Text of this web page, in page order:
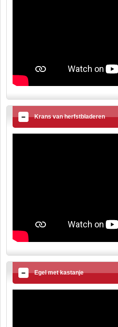
Krans van herfstbladeren
Egel met kastanje